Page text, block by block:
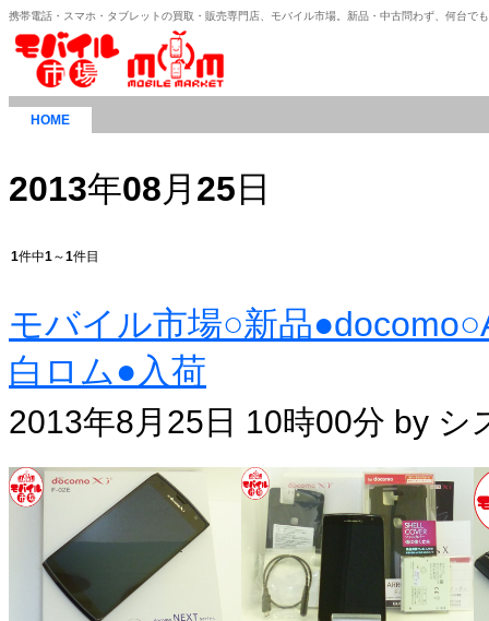
携帯電話・スマホ・タブレットの買取・販売専門店、モバイル市場。新品・中古問わず、何台で
HOME
2013年08月 25 日
1件中1～1件目
モバイル市場○新品
白ロム●入荷
2013年8月25日 10時00分 by